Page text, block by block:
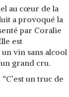
au cœur de la
a provoqué la
par Coralie
est
vin sans alcool
grand cru.
“C’est un truc de